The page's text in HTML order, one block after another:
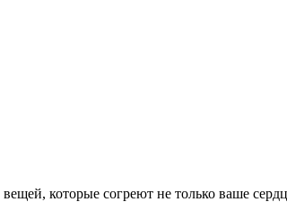
которые согреют не только ваше